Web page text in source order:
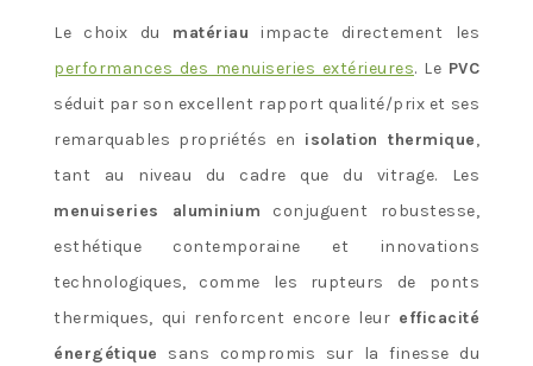
Le choix du matériau impacte directement les
performances des menuiseries extérieures. Le PVC
séduit par son excellent rapport qualité/prix et ses
remarquables propriétés en isolation thermique,
tant au niveau du cadre que du vitrage. Les
menuiseries aluminium conjuguent robustesse,
esthétique contemporaine et innovations
technologiques, comme les rupteurs de ponts
thermiques, qui renforcent encore leur efficacité
énergétique sans compromis sur la finesse du